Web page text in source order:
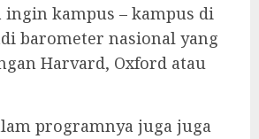
ingin kampus – kampus di
barometer nasional yang
Harvard, Oxford atau
programnya juga juga